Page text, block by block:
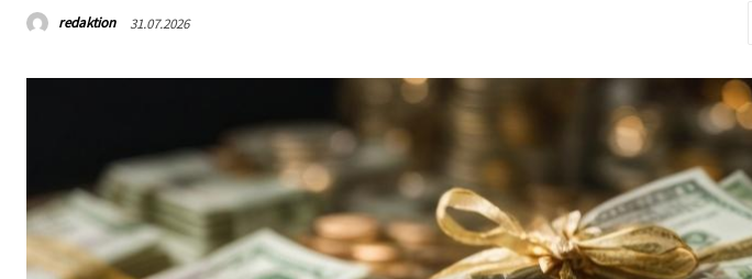
redaktion 31.07.2026